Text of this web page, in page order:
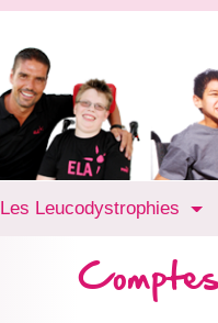
Les Leucodystrophies